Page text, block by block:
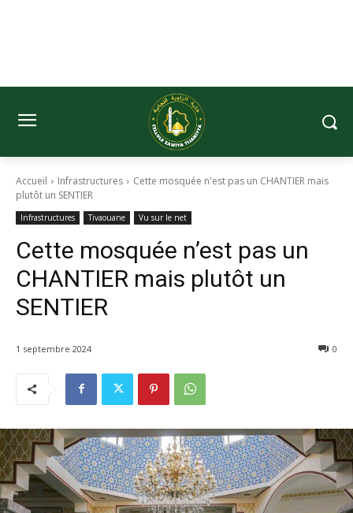
Accueil Infrastructures
Cette mosquée n'est pas un CHANTIER mais
plutôt un SENTIER
Infrastructures Tivaouane Vu sur le net
Cette mosquée n’est pas un
CHANTIER mais plutôt un
SENTIER
1 septembre 2024 0